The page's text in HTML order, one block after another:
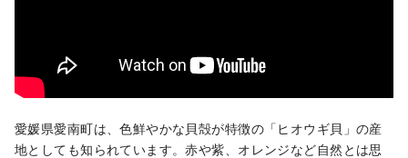
愛媛県愛南町は、色鮮やかな貝殻が特徴の「ヒオウギ貝」の産
地としても知られています。赤や紫、オレンジなど自然とは思